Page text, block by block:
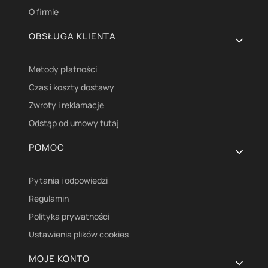
O firmie
OBSŁUGA KLIENTA
Metody płatności
Czas i koszty dostawy
Zwroty i reklamacje
Odstąp od umowy tutaj
POMOC
Pytania i odpowiedzi
Regulamin
Polityka prywatności
Ustawienia plików cookies
MOJE KONTO